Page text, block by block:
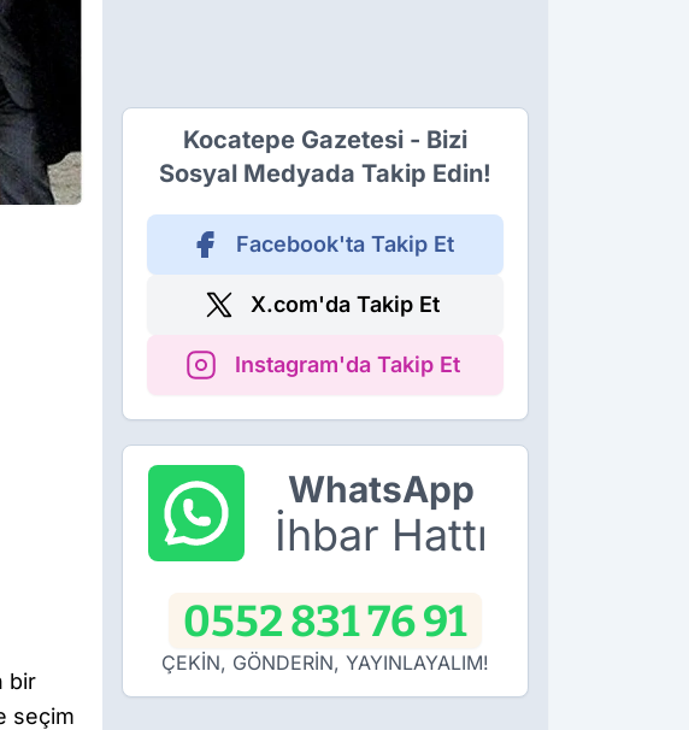
bir
seçim
Kocatepe Gazetesi - Bizi
Sosyal Medyada Takip Edin!
Facebook'ta Takip Et
X.com'da Takip Et
Instagram'da Takip Et
WhatsApp
İhbar Hattı
0552 831 76 91
ÇEKİN, GÖNDERİN, YAYINLAYALIM!